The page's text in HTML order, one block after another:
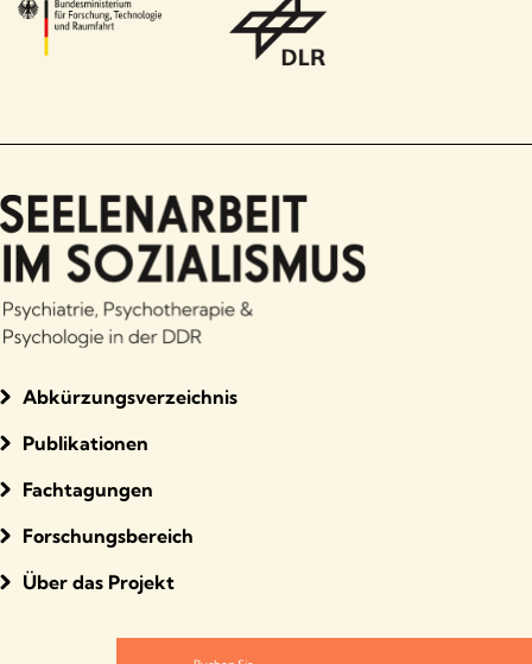
Abkürzungsverzeichnis
Publikationen
Fachtagungen
Forschungsbereich
Über das Projekt